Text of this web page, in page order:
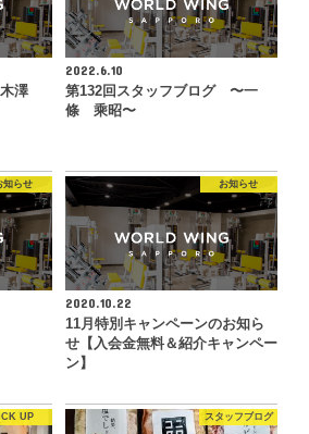
木澤
2022.6.10
第132回スタッフブログ 〜一
條 乘昭〜
知らせ お知らせ
2020.10.22
11月特別キャンペーンのお知ら
せ【入会金無料＆紹介キャンペー
ン】
UP スタッフブログ